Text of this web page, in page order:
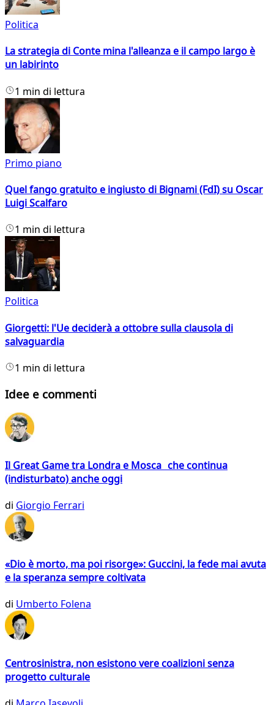
Politica
La strategia di Conte mina l'alleanza e il campo largo è
un labirinto
1 min di lettura
Primo piano
Quel fango gratuito e ingiusto di Bignami (FdI) su Oscar
Luigi Scalfaro
1 min di lettura
Politica
Giorgetti: l'Ue deciderà a ottobre sulla clausola di
salvaguardia
1 min di lettura
Idee e commenti
Il Great Game tra Londra e Mosca che continua
(indisturbato) anche oggi
di Giorgio Ferrari
«Dio è morto, ma poi risorge»: Guccini, la fede mai avuta
e la speranza sempre coltivata
di Umberto Folena
Centrosinistra, non esistono vere coalizioni senza
progetto culturale